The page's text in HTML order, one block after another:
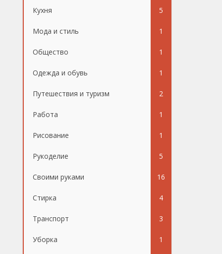
Кухня 5
Мода и стиль 1
Общество 1
Одежда и обувь 1
Путешествия и туризм 2
Работа 1
Рисование 1
Рукоделие 5
Своими руками 16
Стирка 4
Транспорт 3
Уборка 1